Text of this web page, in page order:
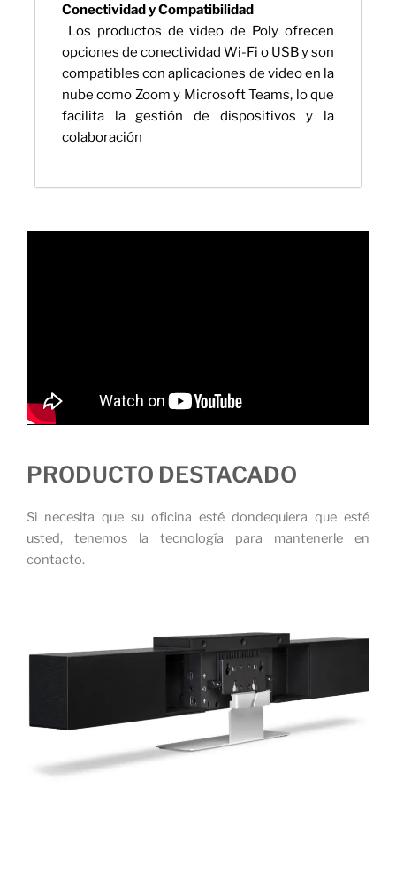
Conectividad y Compatibilidad
Los productos de video de Poly ofrecen
opciones de conectividad Wi-Fi o USB y son
compatibles con aplicaciones de video en la
nube como Zoom y Microsoft Teams, lo que
facilita la gestión de dispositivos y la
colaboración
PRODUCTO DESTACADO
Si necesita que su oficina esté dondequiera que esté
usted, tenemos la tecnología para mantenerle en
contacto.